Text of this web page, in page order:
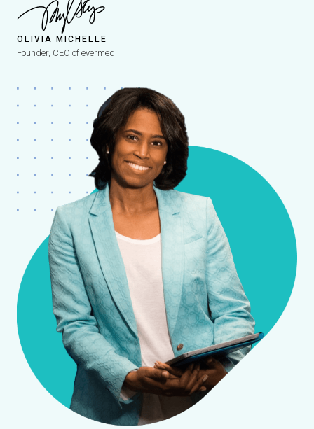
OLIVIA MICHELLE
Founder, CEO of evermed